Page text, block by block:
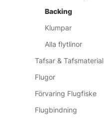
Backing
Klumpar
Alla flytlinor
Tafsar & Tafsmaterial
Flugor
Förvaring Flugfiske
Flugbindning